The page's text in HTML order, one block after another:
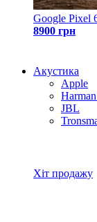
Google Pixel
8900 грн
Акустика
Apple
JBL
Хіт продажу